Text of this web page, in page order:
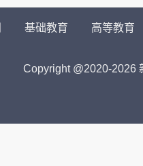
基础教育 高等教育
Copyright @2020-2026